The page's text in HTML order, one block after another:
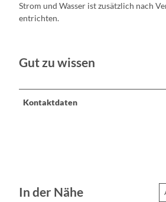
Strom und Wasser ist zusätzlich nach
entrichten.
Gut zu wissen
Kontaktdaten
In der Nähe